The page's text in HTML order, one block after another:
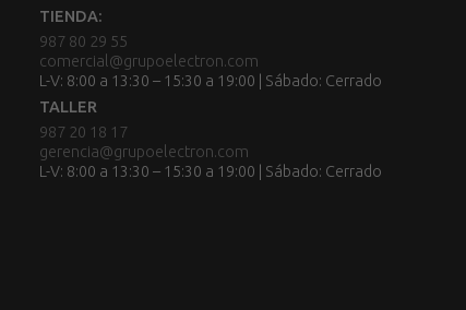
TIENDA:
987 80 29 55
comercial@grupoelectron.com
L-V: 8:00 a 13:30 – 15:30 a 19:00 | Sábado: Cerrado
TALLER
987 20 18 17
gerencia@grupoelectron.com
L-V: 8:00 a 13:30 – 15:30 a 19:00 | Sábado: Cerrado